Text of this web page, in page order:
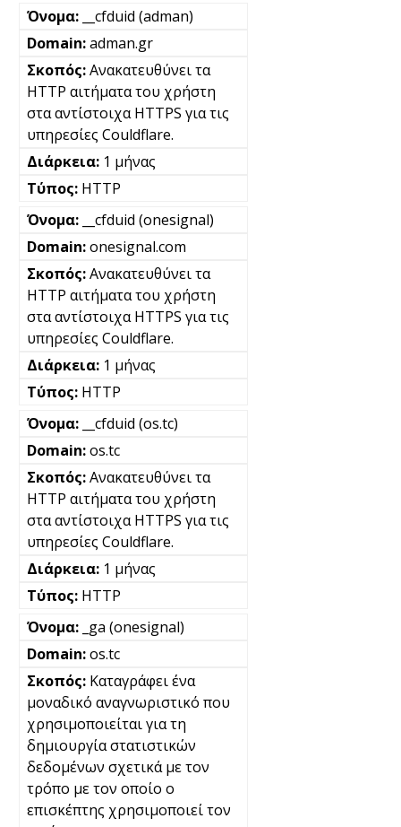
__cfduid (adman)
adman.gr
Ανακατευθύνει τα
HTTP αιτήματα του χρήστη
στα αντίστοιχα HTTPS για τις
υπηρεσίες Couldflare.
1 μήνας
HTTP
__cfduid (onesignal)
onesignal.com
Ανακατευθύνει τα
HTTP αιτήματα του χρήστη
στα αντίστοιχα HTTPS για τις
υπηρεσίες Couldflare.
1 μήνας
HTTP
__cfduid (os.tc)
os.tc
Ανακατευθύνει τα
HTTP αιτήματα του χρήστη
στα αντίστοιχα HTTPS για τις
υπηρεσίες Couldflare.
1 μήνας
HTTP
_ga (onesignal)
os.tc
Καταγράφει ένα
μοναδικό αναγνωριστικό που
χρησιμοποιείται για τη
δημιουργία στατιστικών
δεδομένων σχετικά με τον
τρόπο με τον οποίο ο
επισκέπτης χρησιμοποιεί τον